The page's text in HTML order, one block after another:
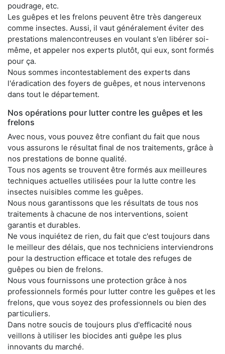
poudrage, etc.
Les guêpes et les frelons peuvent être très dangereux
comme insectes. Aussi, il vaut généralement éviter des
prestations malencontreuses en voulant s'en libérer soi-
même, et appeler nos experts plutôt, qui eux, sont formés
pour ça.
Nous sommes incontestablement des experts dans
l'éradication des foyers de guêpes, et nous intervenons
dans tout le département.
Nos opérations pour lutter contre les guêpes et les
frelons
Avec nous, vous pouvez être confiant du fait que nous
vous assurons le résultat final de nos traitements, grâce à
nos prestations de bonne qualité.
Tous nos agents se trouvent être formés aux meilleures
techniques actuelles utilisées pour la lutte contre les
insectes nuisibles comme les guêpes.
Nous nous garantissons que les résultats de tous nos
traitements à chacune de nos interventions, soient
garantis et durables.
Ne vous inquiétez de rien, du fait que c'est toujours dans
le meilleur des délais, que nos techniciens interviendrons
pour la destruction efficace et totale des refuges de
guêpes ou bien de frelons.
Nous vous fournissons une protection grâce à nos
professionnels formés pour lutter contre les guêpes et les
frelons, que vous soyez des professionnels ou bien des
particuliers.
Dans notre soucis de toujours plus d'efficacité nous
veillons à utiliser les biocides anti guêpe les plus
innovants du marché.